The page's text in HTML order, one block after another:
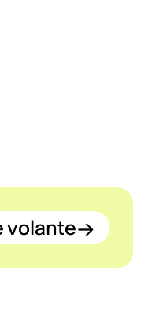
volante→